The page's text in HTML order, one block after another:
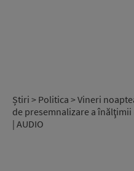
Știri > Politica > Vineri
de presemnalizare a
| AUDIO